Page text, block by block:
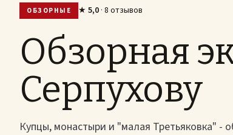
ОБЗОРНЫЕ ★5,0 · 8 отзывов
Обзорная
Серпухову
Купцы, монаcтыри и "малая Третьяковка" -